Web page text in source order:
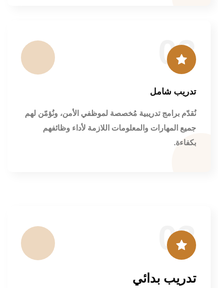
تدريب شامل
نُقدّم برامج تدريبية مُخصصة لموظفي الأمن، ونُؤمّن لهم
جميع المهارات والمعلومات اللازمة لأداء وظائفهم
بكفاءة.
02
تدريب بدائي
03